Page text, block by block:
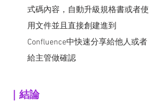
式碼內容，自動升級規格書或者使
用文件並且直接創建進到
Confluence中快速分享給他人或者
給主管做確認
｜結論